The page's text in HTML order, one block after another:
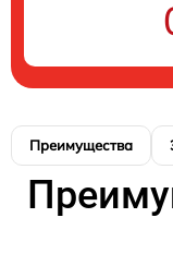
Преимущества